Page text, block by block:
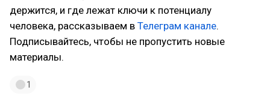
держится, и где лежат ключи к потенциалу
человека, рассказываем в Телеграм канале.
Подписывайтесь, чтобы не пропустить новые
материалы.
1